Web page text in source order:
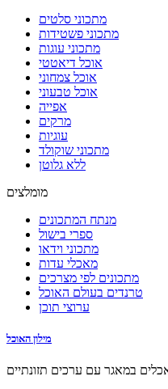
מתכוני סלטים
מתכוני פשטידות
מתכוני עוגות
אוכל דיאטטי
אוכל צמחוני
אוכל טבעוני
אפייה
מרקים
עוגיות
מתכוני שוקולד
ללא גלוטן
מומלצים
מנתח המתכונים
ספרי בישול
מתכוני וידאו
מאכלי עדות
מתכונים לפי מצרכים
טרנדים בעולם האוכל
ערוצי תוכן
מילון האוכל